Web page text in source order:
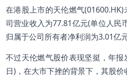
在港股上市的天伦燃气
司营业收入为77.81亿元(单位人民
归属于公司所有者净利润为3.01亿
不过天伦燃气股价表现坚挺，年报
日)，在大市下挫的背景下，其股价